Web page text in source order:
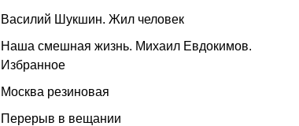
Василий Шукшин. Жил человек
Наша смешная жизнь. Михаил Евдокимов.
Избранное
Москва резиновая
Перерыв в вещании